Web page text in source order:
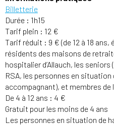
Billetterie
Durée : 1h15
Tarif plein : 12 €
Tarif réduit : 9 € (de 12 à 18 ans,
résidents des maisons de
hospitalier d’Allauch, les
RSA, les personnes en situation
accompagnant), et membres
De 4 à 12 ans : 4 €
Gratuit pour les moins de 4 ans
Les personnes en situation de